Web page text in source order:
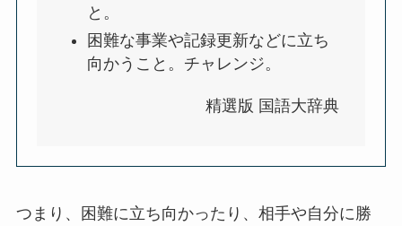
と。
困難な事業や記録更新などに立ち
向かうこと。チャレンジ。
精選版 国語大辞典
つまり、
困難に立ち向かったり、相手や自分に勝